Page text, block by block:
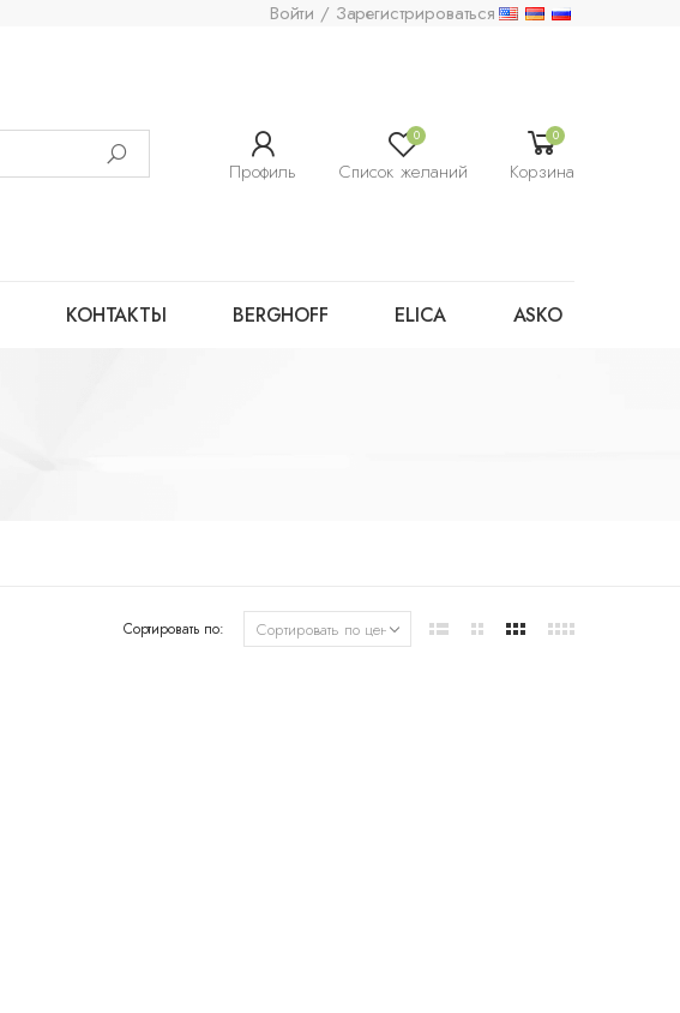
Войти / Зарегистрироваться
Профиль
0
Список желаний
0
Корзина
КОНТАКТЫ BERGHOFF ELICA ASKO
Сортировать по: